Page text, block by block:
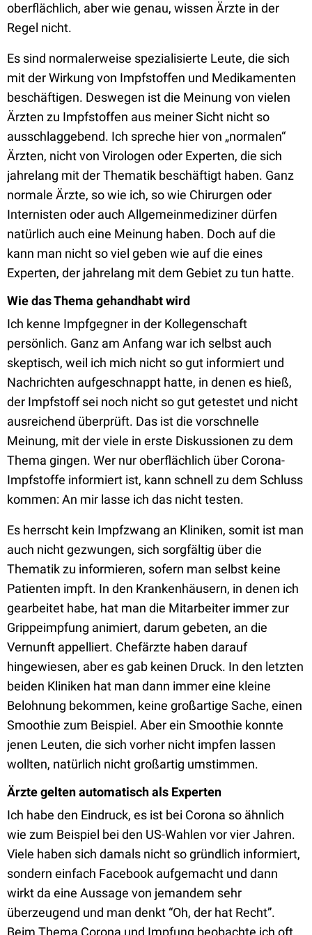
oberflächlich, aber wie genau, wissen Ärzte in der
Regel nicht.
Es sind normalerweise spezialisierte Leute, die sich
mit der Wirkung von Impfstoffen und Medikamenten
beschäftigen. Deswegen ist die Meinung von vielen
Ärzten zu Impfstoffen aus meiner Sicht nicht so
ausschlaggebend. Ich spreche hier von „normalen“
Ärzten, nicht von Virologen oder Experten, die sich
jahrelang mit der Thematik beschäftigt haben. Ganz
normale Ärzte, so wie ich, so wie Chirurgen oder
Internisten oder auch Allgemeinmediziner dürfen
natürlich auch eine Meinung haben. Doch auf die
kann man nicht so viel geben wie auf die eines
Experten, der jahrelang mit dem Gebiet zu tun hatte.
Wie das Thema gehandhabt wird
Ich kenne Impfgegner in der Kollegenschaft
persönlich. Ganz am Anfang war ich selbst auch
skeptisch, weil ich mich nicht so gut informiert und
Nachrichten aufgeschnappt hatte, in denen es hieß,
der Impfstoff sei noch nicht so gut getestet und nicht
ausreichend überprüft. Das ist die vorschnelle
Meinung, mit der viele in erste Diskussionen zu dem
Thema gingen. Wer nur oberflächlich über Corona-
Impfstoffe informiert ist, kann schnell zu dem Schluss
kommen: An mir lasse ich das nicht testen.
Es herrscht kein Impfzwang an Kliniken, somit ist man
auch nicht gezwungen, sich sorgfältig über die
Thematik zu informieren, sofern man selbst keine
Patienten impft. In den Krankenhäusern, in denen ich
gearbeitet habe, hat man die Mitarbeiter immer zur
Grippeimpfung animiert, darum gebeten, an die
Vernunft appelliert. Chefärzte haben darauf
hingewiesen, aber es gab keinen Druck. In den letzten
beiden Kliniken hat man dann immer eine kleine
Belohnung bekommen, keine großartige Sache, einen
Smoothie zum Beispiel. Aber ein Smoothie konnte
jenen Leuten, die sich vorher nicht impfen lassen
wollten, natürlich nicht großartig umstimmen.
Ärzte gelten automatisch als Experten
Ich habe den Eindruck, es ist bei Corona so ähnlich
wie zum Beispiel bei den US-Wahlen vor vier Jahren.
Viele haben sich damals nicht so gründlich informiert,
sondern einfach Facebook aufgemacht und dann
wirkt da eine Aussage von jemandem sehr
überzeugend und man denkt “Oh, der hat Recht”.
Beim Thema Corona und Impfung beobachte ich oft